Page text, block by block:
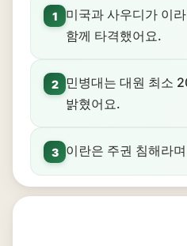
1
미국과 사우디가 이
함께 타격했어요.
2
민병대는 대원 최소
밝혔어요.
3 이란은 주권 침해라